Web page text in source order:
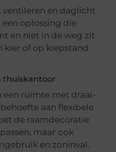
ventileren en daglicht
oplossing die
en niet in de weg zit
kier of op kiepstand
thuiskantoor
een ruimte met draai-
aan flexibele
de raamdecoratie
maar ook
en zoninval.